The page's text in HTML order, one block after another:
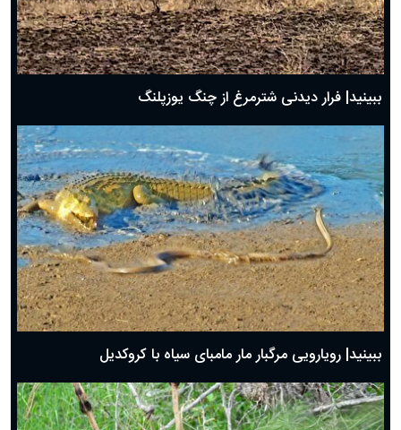
ببینید| فرار دیدنی شترمرغ از چنگ یوزپلنگ
ببینید| رویارویی مرگبار مار مامبای سیاه با کروکدیل